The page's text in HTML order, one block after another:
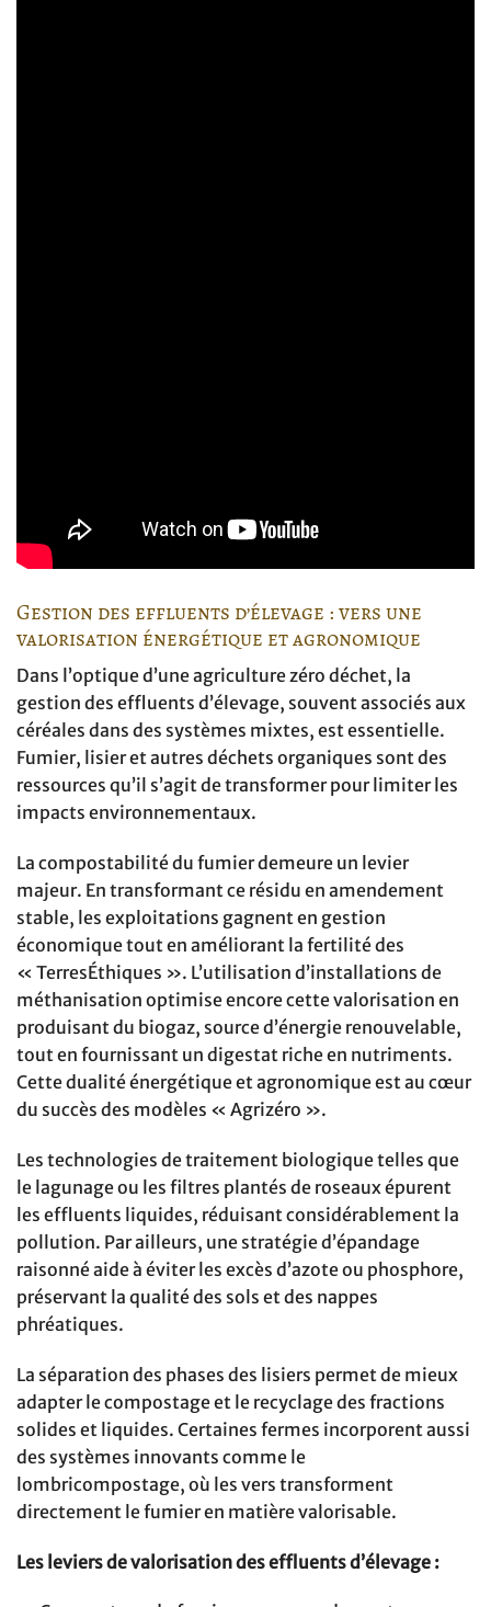
Gestion des effluents d’élevage : vers une
valorisation énergétique et agronomique
Dans l’optique d’une agriculture zéro déchet, la
gestion des effluents d’élevage, souvent associés aux
céréales dans des systèmes mixtes, est essentielle.
Fumier, lisier et autres déchets organiques sont des
ressources qu’il s’agit de transformer pour limiter les
impacts environnementaux.
La compostabilité du fumier demeure un levier
majeur. En transformant ce résidu en amendement
stable, les exploitations gagnent en gestion
économique tout en améliorant la fertilité des
« TerresÉthiques ». L’utilisation d’installations de
méthanisation optimise encore cette valorisation en
produisant du biogaz, source d’énergie renouvelable,
tout en fournissant un digestat riche en nutriments.
Cette dualité énergétique et agronomique est au cœur
du succès des modèles « Agrizéro ».
Les technologies de traitement biologique telles que
le lagunage ou les filtres plantés de roseaux épurent
les effluents liquides, réduisant considérablement la
pollution. Par ailleurs, une stratégie d’épandage
raisonné aide à éviter les excès d’azote ou phosphore,
préservant la qualité des sols et des nappes
phréatiques.
La séparation des phases des lisiers permet de mieux
adapter le compostage et le recyclage des fractions
solides et liquides. Certaines fermes incorporent aussi
des systèmes innovants comme le
lombricompostage, où les vers transforment
directement le fumier en matière valorisable.
Les leviers de valorisation des effluents d’élevage :